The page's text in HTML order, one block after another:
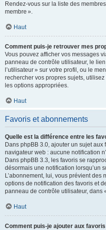
Rendez-vous sur la liste des
membre ».
Haut
Comment puis-je retrouver mes
Vous pouvez afficher vos messages
panneau de contrôle utilisateur, le
l’utilisateur » sur votre profil, ou le
rechercher vos propres sujets,
les options appropriées.
Haut
Favoris et abonnements
Quelle est la différence entre les
Dans phpBB 3.0, ajouter un sujet
navigateur web : aucune notification
Dans phpBB 3.3, les favoris se
désormais une notification lorsqu’un
L’abonnement, lui, vous prévient des
options de notification des favoris et
panneau de contrôle utilisateur, dans
Haut
Comment puis-je ajouter aux